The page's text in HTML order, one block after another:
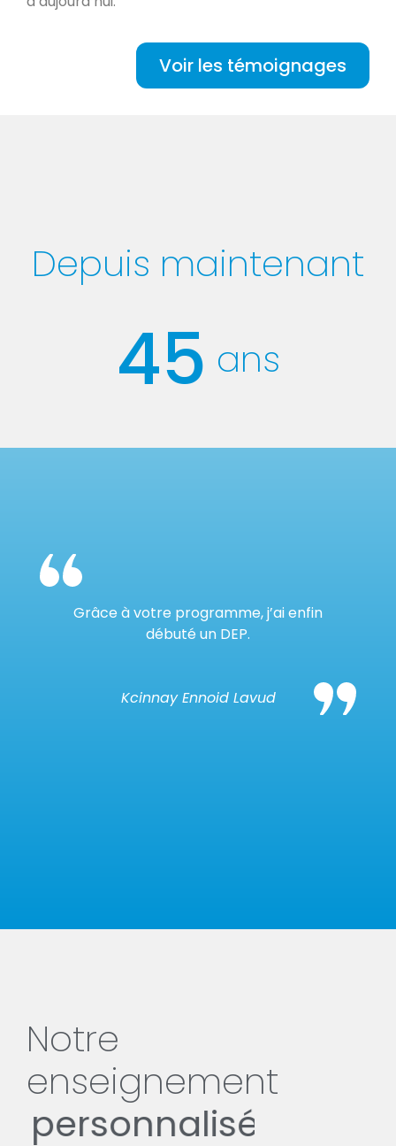
Voir les témoignages
Depuis maintenant
45 ans
Grâce à votre programme, j’ai enfin
débuté un DEP.
Kcinnay Ennoid Lavud
Notre
enseignement
personnalisé